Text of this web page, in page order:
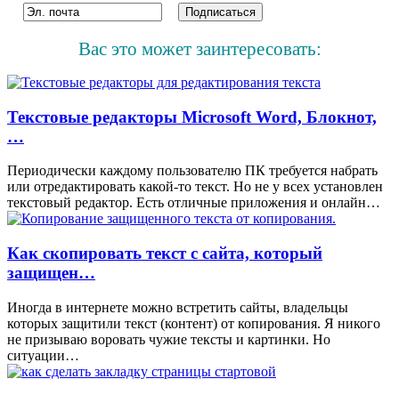
Вас это может заинтересовать:
Текстовые редакторы Microsoft Word, Блокнот,
…
Периодически каждому пользователю ПК требуется набрать
или отредактировать какой-то текст. Но не у всех установлен
текстовый редактор. Есть отличные приложения и онлайн…
Как скопировать текст с сайта, который
защищен…
Иногда в интернете можно встретить сайты, владельцы
которых защитили текст (контент) от копирования. Я никого
не призываю воровать чужие тексты и картинки. Но
ситуации…